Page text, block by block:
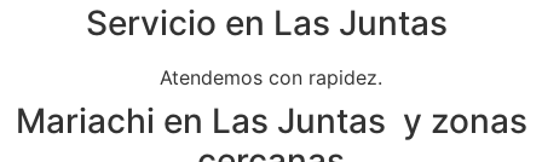
Servicio en Las Juntas
Atendemos con rapidez.
Mariachi en Las Juntas y zonas